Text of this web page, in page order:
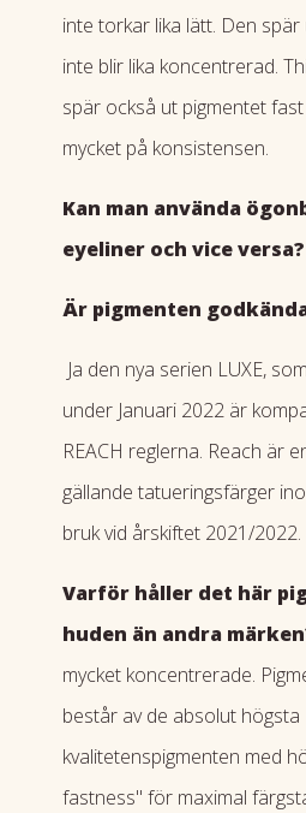
inte torkar lika lätt. Den
inte blir lika koncentrerad.
spär också ut pigmentet
mycket på konsistensen.
Kan man använda
eyeliner och vice versa?
Är pigmenten godkända
Ja den nya serien LUXE,
under Januari 2022 är
REACH reglerna. Reach är
gällande tatueringsfärger
bruk vid årskiftet 2021/2022.
Varför håller det här
huden än andra
mycket koncentrerade.
består av de absolut högsta
kvalitetenspigmenten med
fastness" för maximal